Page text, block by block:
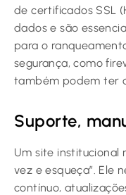
de certificados SSL
dados e são
para o
segurança, como
também podem ter
Suporte,
Um site institucional
vez e esqueça”. Ele
contínuo,